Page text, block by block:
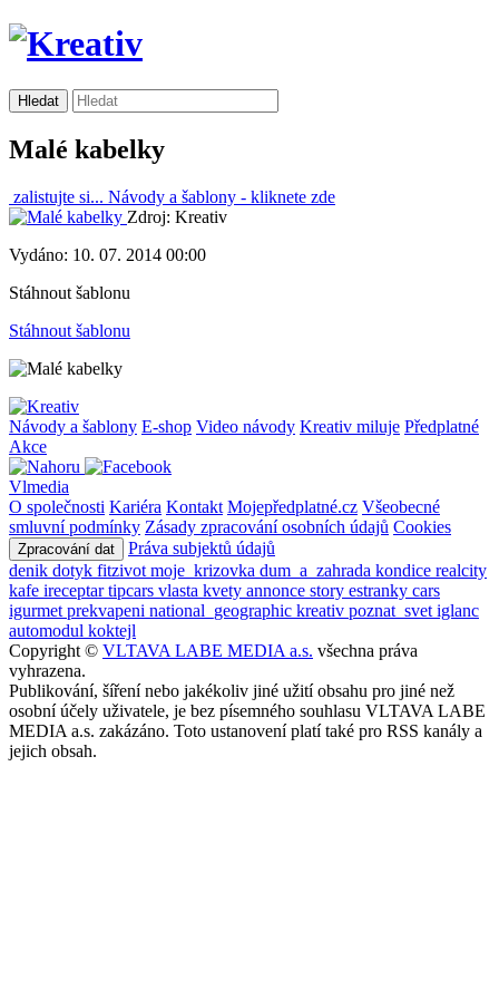
Malé kabelky
zalistujte si... Návody a šablony - kliknete zde
Zdroj: Kreativ
Vydáno: 10. 07. 2014 00:00
Stáhnout šablonu
Stáhnout šablonu
Návody a šablony E-shop Video návody Kreativ miluje Předplatné
Akce
Vlmedia
O společnosti Kariéra Kontakt Mojepředplatné.cz Všeobecné
smluvní podmínky Zásady zpracování osobních údajů Cookies
Zpracování dat
Práva subjektů údajů
denik dotyk fitzivot moje_krizovka dum_a_zahrada kondice realcity
kafe ireceptartipcars vlasta kvety annonce story estranky cars
igurmet prekvapeni national_geographic kreativ poznat_svet iglanc
automodul koktejl
Copyright © VLTAVA LABE MEDIA a.s. všechna práva
vyhrazena.
Publikování, šíření nebo jakékoliv jiné užití obsahu pro jiné než
osobní účely uživatele, je bez písemného souhlasu VLTAVA LABE
MEDIA a.s. zakázáno. Toto ustanovení platí také pro RSS kanály a
jejich obsah.